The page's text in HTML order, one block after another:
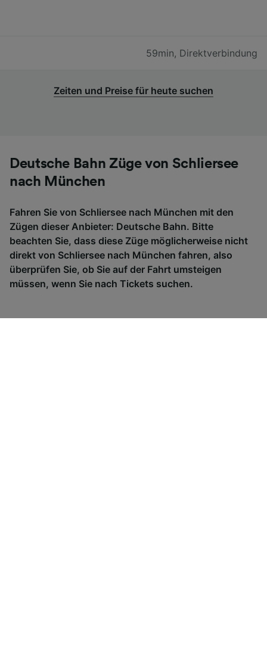
59min, Direktverbindung
Zeiten und Preise für heute suchen
Deutsche Bahn Züge von Schliersee
nach München
Fahren Sie von Schliersee nach München mit den
Zügen dieser Anbieter: Deutsche Bahn. Bitte
beachten Sie, dass diese Züge möglicherweise nicht
direkt von Schliersee nach München fahren, also
überprüfen Sie, ob Sie auf der Fahrt umsteigen
müssen, wenn Sie nach Tickets suchen.